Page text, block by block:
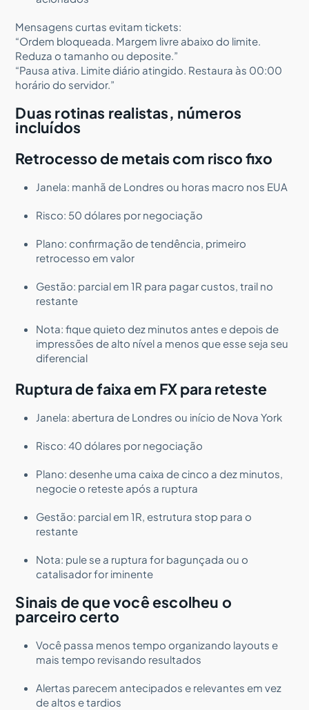
Mensagens curtas evitam tickets:
“Ordem bloqueada. Margem livre abaixo do limite.
Reduza o tamanho ou deposite.”
“Pausa ativa. Limite diário atingido. Restaura às 00:00
horário do servidor.”
Duas rotinas realistas, números
incluídos
Retrocesso de metais com risco fixo
Janela: manhã de Londres ou horas macro nos EUA
Risco: 50 dólares por negociação
Plano: confirmação de tendência, primeiro
retrocesso em valor
Gestão: parcial em 1R para pagar custos, trail no
restante
Nota: fique quieto dez minutos antes e depois de
impressões de alto nível a menos que esse seja seu
diferencial
Ruptura de faixa em FX para reteste
Janela: abertura de Londres ou início de Nova York
Risco: 40 dólares por negociação
Plano: desenhe uma caixa de cinco a dez minutos,
negocie o reteste após a ruptura
Gestão: parcial em 1R, estrutura stop para o
restante
Nota: pule se a ruptura for bagunçada ou o
catalisador for iminente
Sinais de que você escolheu o
parceiro certo
Você passa menos tempo organizando layouts e
mais tempo revisando resultados
Alertas parecem antecipados e relevantes em vez
de altos e tardios